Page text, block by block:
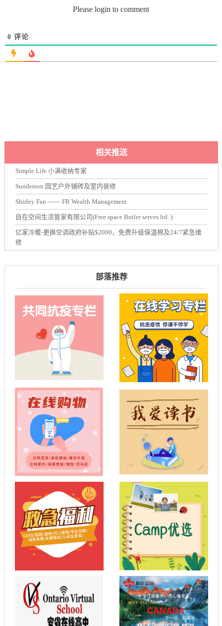
Please login to comment
0 评论
相关推送
Simple Life 小满收纳专家
Sunderson 园艺户外铺砖及室内装修
Shirley Fan —— FR Wealth Management
自在空间生活管家有限公司(Free space Butler serves ltd. )
亿家冷暖-更换空调政府补贴$2000，免费升级保温棉及24/7紧急维
修
部落推荐